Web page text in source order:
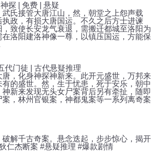
探 | 免费 | 悬疑
氏接管大唐江山，然，朝堂之上怨声载
政，有损大唐国运。不久之后方士进谏
致使长安龙气衰退，需搬迁都城至洛阳为
洛阳建洛神像一尊，以镇压国运，方能保
代门徒 | 古代悬疑推理
，化身神探神新来。此开元盛世，万邦来
的盛世。然，生于忧患，死于安乐，朝中
新来发现无头女尸案背后另有牵扯，随即
，林州官银案，神都鬼案等一系列离奇案
解千古奇案。悬念迭起，步步惊心，揭开
仁杰断案 #悬疑推理 #爆款剧情